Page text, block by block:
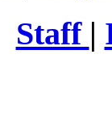
Staff |